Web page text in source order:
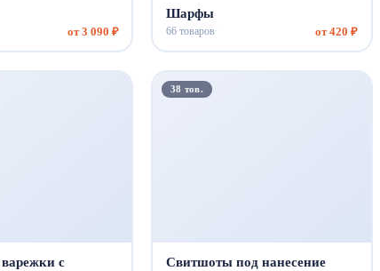
от 3 090 ₽
Шарфы
66 товаров· от 420 ₽
с
38 тов.
Свитшоты под нанесение